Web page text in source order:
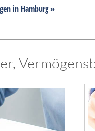
in Hamburg »